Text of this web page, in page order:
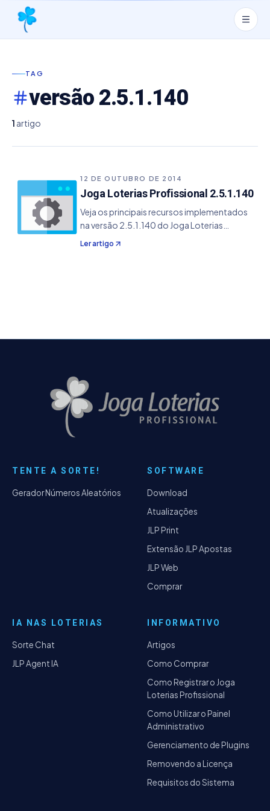
TAG
versão 2.5.1.140
1 artigo
12 DE OUTUBRO DE 2014
Joga Loterias Profissional 2.5.1.140
Veja os principais recursos implementados
na versão 2.5.1.140 do Joga Loterias
Profissional. - Resolvido um bug na
estatística de Grupo que não criava o último
Ler artigo
TENTE A SORTE!
Gerador Números Aleatórios
SOFTWARE
Download
Atualizações
JLP Print
Extensão JLP Apostas
JLP Web
Comprar
IA NAS LOTERIAS
Sorte Chat
JLP Agent IA
INFORMATIVO
Artigos
Como Comprar
Como Registrar o Joga
Loterias Profissional
Como Utilizar o Painel
Administrativo
Gerenciamento de Plugins
Removendo a Licença
Requisitos do Sistema